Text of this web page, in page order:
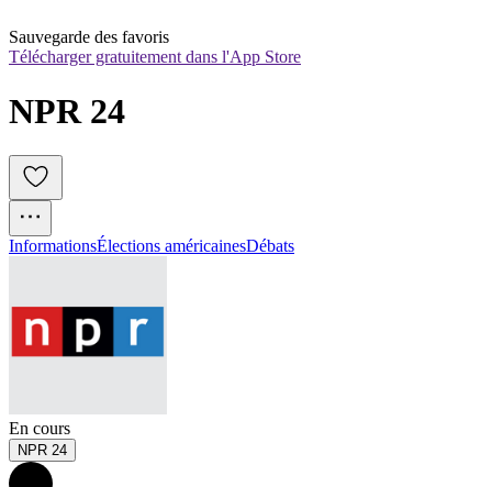
Sauvegarde des favoris
Télécharger gratuitement dans l'App Store
NPR 24
InformationsÉlections américainesDébats
En cours
NPR 24